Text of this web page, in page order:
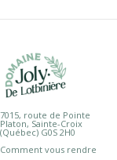
7015, route de Pointe
Platon, Sainte-Croix
(Québec) G0S 2H0
Comment vous rendre